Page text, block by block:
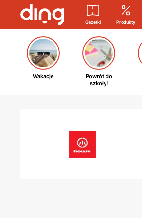
Gazetki Produkty
Wakacje
Powrót do
szkoły!